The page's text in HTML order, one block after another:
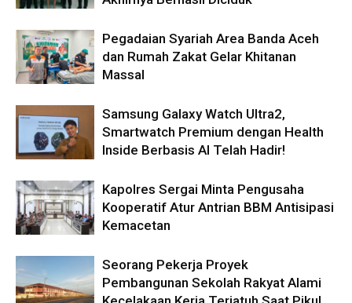
Pegadaian Syariah Area Banda Aceh
dan Rumah Zakat Gelar Khitanan
Massal
Samsung Galaxy Watch Ultra2,
Smartwatch Premium dengan Health
Inside Berbasis AI Telah Hadir!
Kapolres Sergai Minta Pengusaha
Kooperatif Atur Antrian BBM Antisipasi
Kemacetan
Seorang Pekerja Proyek
Pembangunan Sekolah Rakyat Alami